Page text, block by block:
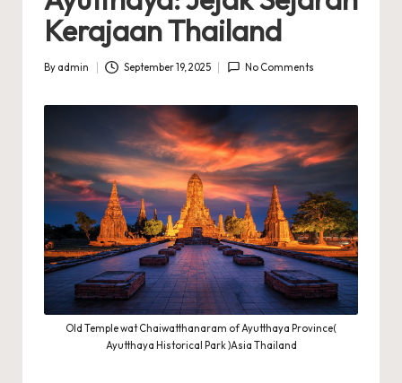
a
n
h
a
il
a
n
d
T
Kerajaan Thailand
Posted
By admin September 19, 2025 No Comments
Old Temple wat Chaiwatthanaram of Ayutthaya Province(
Ayutthaya Historical Park )Asia Thailand